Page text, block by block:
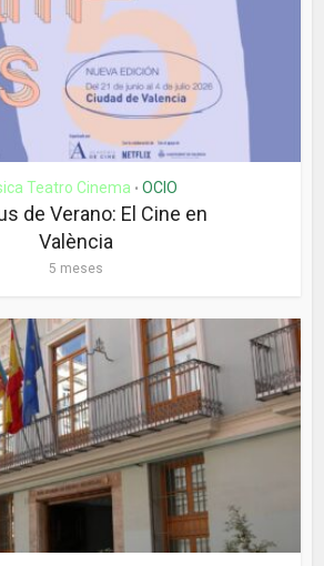
Teatro Cinema • OCIO
de Verano: El Cine en
València
5 meses